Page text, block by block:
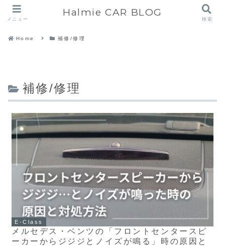
Home 補修/修理
補修/修理
E-Class
メルセデス・ベンツの「フロントセンタースピ
ーカーからジジジとノイズが鳴る」時の原因と
メニュー
Halmie CAR BLOG
検索